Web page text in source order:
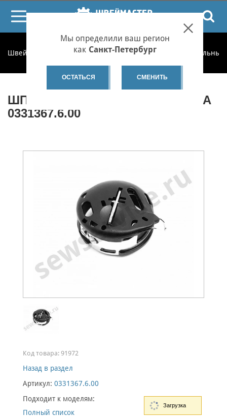
Мы определили ваш регион
как Санкт-Петербург
ОСТАТЬСЯ СМЕНИТЬ
Швеймастер Запчасти Запчасти по категориям Шпульные
ШПУЛЬНЫЙ КОЛПАЧОК BERNINA
0331367.6.00
Код товара: 91972
Назад в раздел
Артикул: 0331367.6.00
Подходит к моделям:
Полный список
Загрузка